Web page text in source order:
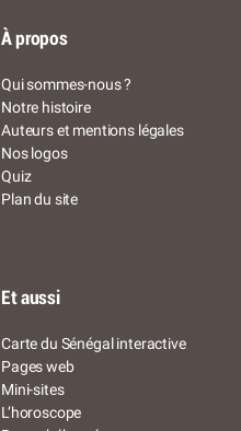
À propos
Qui sommes-nous ?
Notre histoire
Auteurs et mentions légales
Nos logos
Quiz
Plan du site
Et aussi
Carte du Sénégal interactive
Pages web
Mini-sites
L’horoscope